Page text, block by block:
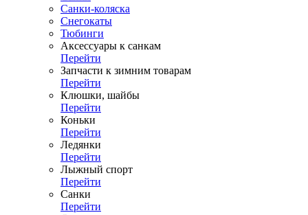
Санки-коляска
Снегокаты
Тюбинги
Аксессуары к санкам
Перейти
Запчасти к зимним товарам
Перейти
Клюшки, шайбы
Перейти
Коньки
Перейти
Ледянки
Перейти
Лыжный спорт
Перейти
Санки
Перейти